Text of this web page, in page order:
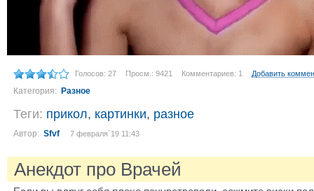
Голосов: 27 Просм.: 9421 Комментариев: 1 Добавить
Категория: Разное
Теги: прикол, картинки, разное
Автор: Sfvf 7 февраля´19 11:43
Анекдот про Врачей